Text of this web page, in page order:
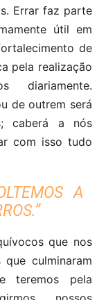
Errar faz parte
útil em
de
pela realização
diariamente.
de outrem será
caberá a nós
com isso tudo
A
que nos
culminaram
teremos pela